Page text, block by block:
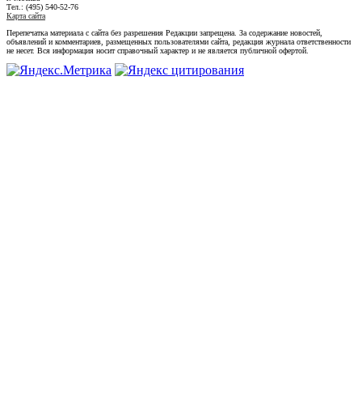
Тел.: (495) 540-52-76
Карта сайта
Перепечатка материала с сайта без разрешения Редакции запрещена. За содержание новостей,
объявлений и комментариев, размещенных пользователями сайта, редакция журнала ответственности
не несет. Вся информация носит справочный характер и не является публичной офертой.